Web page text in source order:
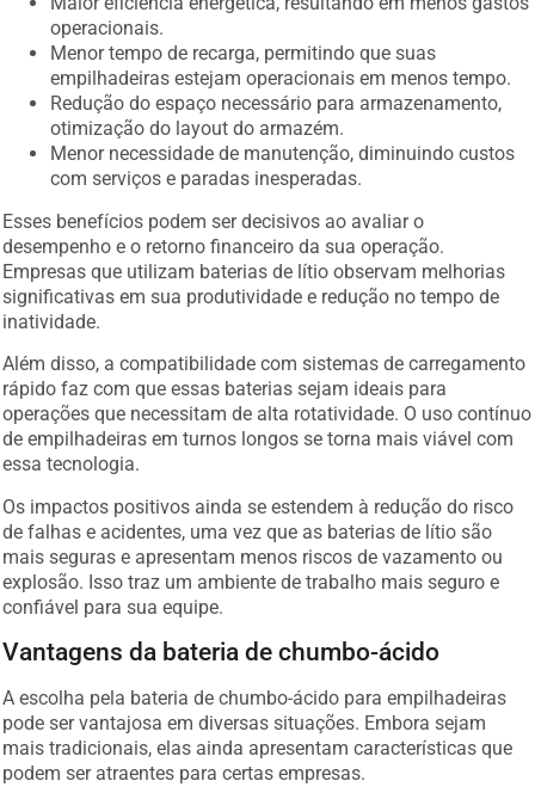
operacionais.
Menor tempo de recarga, permitindo que suas
empilhadeiras estejam operacionais em menos tempo.
Redução do espaço necessário para armazenamento,
otimização do layout do armazém.
Menor necessidade de manutenção, diminuindo custos
com serviços e paradas inesperadas.
Esses benefícios podem ser decisivos ao avaliar o
desempenho e o retorno financeiro da sua operação.
Empresas que utilizam baterias de lítio observam melhorias
significativas em sua produtividade e redução no tempo de
inatividade.
Além disso, a compatibilidade com sistemas de carregamento
rápido faz com que essas baterias sejam ideais para
operações que necessitam de alta rotatividade. O uso contínuo
de empilhadeiras em turnos longos se torna mais viável com
essa tecnologia.
Os impactos positivos ainda se estendem à redução do risco
de falhas e acidentes, uma vez que as baterias de lítio são
mais seguras e apresentam menos riscos de vazamento ou
explosão. Isso traz um ambiente de trabalho mais seguro e
confiável para sua equipe.
Vantagens da bateria de chumbo-ácido
A escolha pela bateria de chumbo-ácido para empilhadeiras
pode ser vantajosa em diversas situações. Embora sejam
mais tradicionais, elas ainda apresentam características que
podem ser atraentes para certas empresas.